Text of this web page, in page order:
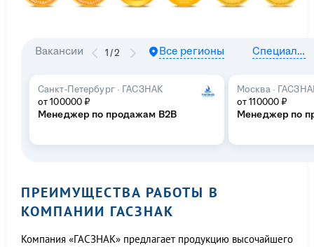
Вакансии 1/2 Все регионы Специализация
Санкт-Петербург· ГАСЗНАК
от 100000 ₽
Менеджер по продажам В2В
Москва·
от 110000 ₽
Менеджер по
ПРЕИМУЩЕСТВА РАБОТЫ В
КОМПАНИИ ГАСЗНАК
Компания «ГАСЗНАК» предлагает продукцию высочайшего